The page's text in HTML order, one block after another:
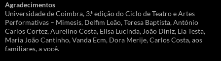
Agradecimentos
Universidade de Coimbra, 3.ª edição do Ciclo de Teatro e Artes
Performativas – Mimesis, Delfim Leão, Teresa Baptista, António
Carlos Cortez, Aurelino Costa, Elisa Lucinda, João Diniz, Lia Testa,
Maria João Cantinho, Vanda Ecm, Dora Merije, Carlos Costa, aos
familiares, a você.